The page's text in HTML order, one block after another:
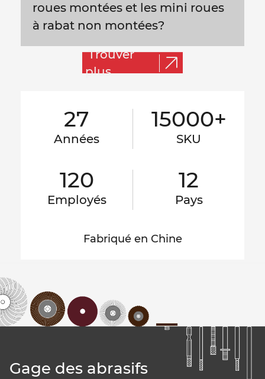
27
Années
15000+
SKU
120
Employés
12
Pays
Fabriqué en Chine
roues montées et les mini roues
à rabat non montées?
Trouver
plus
Gage des abrasifs